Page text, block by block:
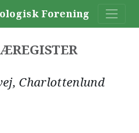
Forening
Charlottenlund